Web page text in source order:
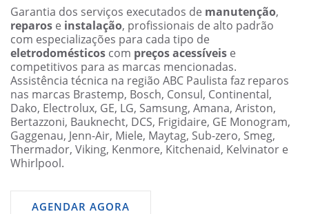
Garantia dos serviços executados de manutenção,
reparos e instalação, profissionais de alto padrão
com especializações para cada tipo de
eletrodomésticos com preços acessíveis e
competitivos para as marcas mencionadas.
Assistência técnica na região ABC Paulista faz reparos
nas marcas Brastemp, Bosch, Consul, Continental,
Dako, Electrolux, GE, LG, Samsung, Amana, Ariston,
Bertazzoni, Bauknecht, DCS, Frigidaire, GE Monogram,
Gaggenau, Jenn-Air, Miele, Maytag, Sub-zero, Smeg,
Thermador, Viking, Kenmore, Kitchenaid, Kelvinator e
Whirlpool.
AGENDAR AGORA